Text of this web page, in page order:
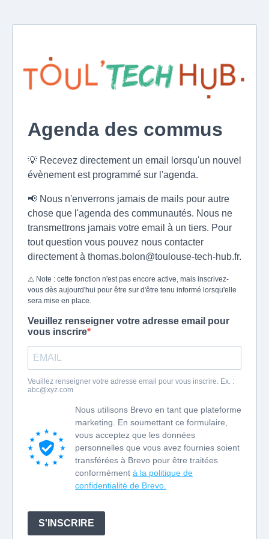
Agenda des commus
💡 Recevez directement un email lorsqu'un nouvel
évènement est programmé sur l'agenda.
📢 Nous n'enverrons jamais de mails pour autre
chose que l'agenda des communautés. Nous ne
transmettrons jamais votre email à un tiers. Pour
tout question vous pouvez nous contacter
directement à thomas.bolon@toulouse-tech-hub.fr.
⚠️ Note : cette fonction n'est pas encore active, mais inscrivez-
vous dès aujourd'hui pour être sur d'être tenu informé lorsqu'elle
sera mise en place.
Veuillez renseigner votre adresse email pour
vous inscrire
Veuillez renseigner votre adresse email pour vous inscrire. Ex. :
abc@xyz.com
Nous utilisons Brevo en tant que plateforme
marketing. En soumettant ce formulaire,
vous acceptez que les données
personnelles que vous avez fournies soient
transférées à Brevo pour être traitées
conformément à la politique de
confidentialité de Brevo.
S'INSCRIRE